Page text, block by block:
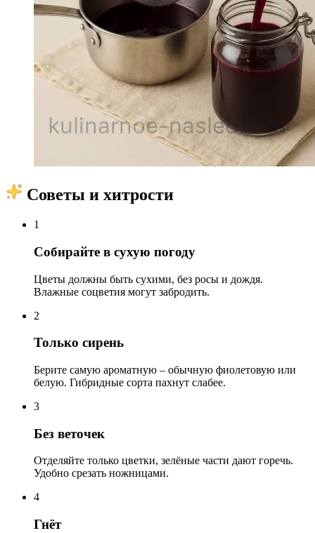
Советы и хитрости
1
Собирайте в сухую погоду
Цветы должны быть сухими, без росы и дождя.
Влажные соцветия могут забродить.
2
Только сирень
Берите самую ароматную – обычную фиолетовую или
белую. Гибридные сорта пахнут слабее.
3
Без веточек
Отделяйте только цветки, зелёные части дают горечь.
Удобно срезать ножницами.
4
Гнёт